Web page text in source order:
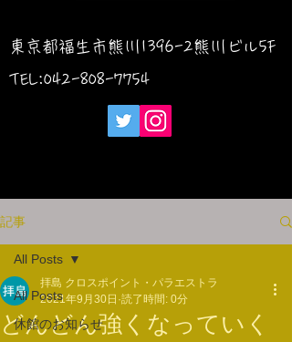
東京都福生市熊川1396-2熊川ビル5F
TEL:042-808-7754
記事
All Posts
休館のお知らせ
All Posts
どんどん強くなっていく
拝島 クロスポイント・パラエストラ
2021年9月30日 読了時間: 0分